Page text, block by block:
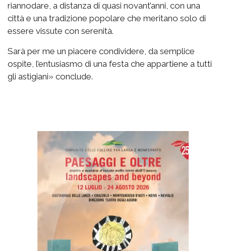
riannodare, a distanza di quasi novant’anni, con una
città e una tradizione popolare che meritano solo di
essere vissute con serenità.
Sarà per me un piacere condividere, da semplice
ospite, l’entusiasmo di una festa che appartiene a tutti
gli astigiani» conclude.